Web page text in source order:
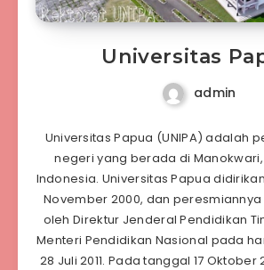
Universitas
admin
Universitas Papua (UNIPA) adalah
negeri yang berada di Manokwari,
Indonesia. Universitas Papua
November 2000, dan
oleh Direktur Jenderal Pendidikan
Menteri Pendidikan Nasional pada
28 Juli 2011. Pada tanggal 17 Oktober